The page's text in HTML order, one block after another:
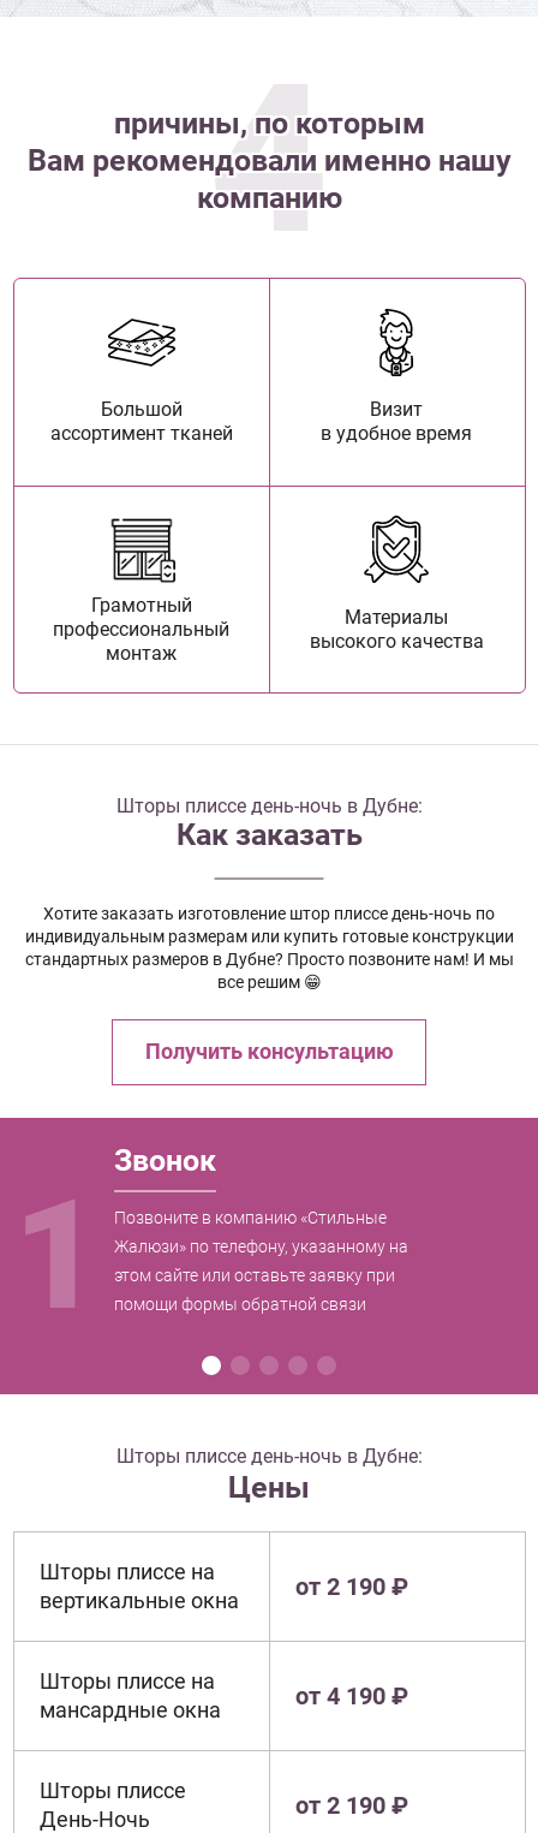
4
причины, по которым
Вам рекомендовали именно нашу
компанию
Большой
ассортимент тканей
Визит
в удобное время
Грамотный
профессиональный
монтаж
Материалы
высокого качества
Шторы плиссе день-ночь в Дубне:
Как заказать
Хотите заказать изготовление штор плиссе день-ночь по
индивидуальным размерам или купить готовые конструкции
стандартных размеров в Дубне? Просто позвоните нам! И мы
все решим 😁
Получить консультацию
1
Звонок
Позвоните в компанию «Стильные
Жалюзи» по телефону, указанному на
этом сайте или оставьте заявку при
помощи формы обратной связи
Шторы плиссе день-ночь в Дубне:
Цены
Шторы плиссе на
вертикальные окна
от 2 190 ₽
Шторы плиссе на
мансардные окна
от 4 190 ₽
Шторы плиссе
День-Ночь
от 2 190 ₽